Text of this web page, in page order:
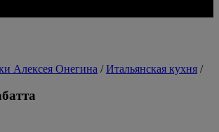
Алексея Онегина /Итальянская кухня /